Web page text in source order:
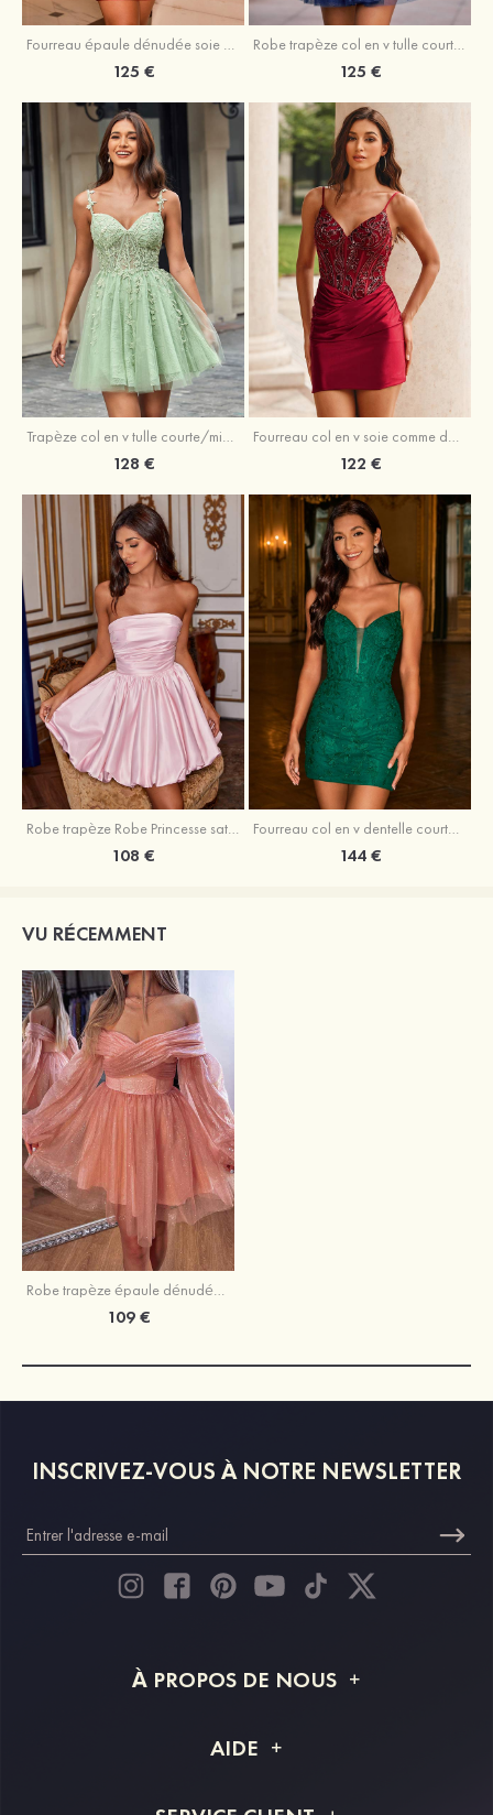
Fourreau épaule dénudée soie comme du satin courte/mini robe de fête de la rentrée
125 €
Robe trapèze col en v tulle courte/mini robe de fête de la rentrée avec poches paillettes
125 €
Trapèze col en v tulle courte/mini robe de fête de la rentrée avec perles
128 €
Fourreau col en v soie comme du satin courte/mini robe de fête de la rentrée avec paillettes
122 €
Robe trapèze Robe Princesse satin sans manches courte/mini robe de fête de la rentrée
108 €
Fourreau col en v dentelle courte/mini robe de fête de la rentré avec perles
144 €
VU RÉCEMMENT
Robe trapèze épaule dénudée tulle courte/mini robe de fête de la rentrée
109 €
INSCRIVEZ-VOUS À NOTRE NEWSLETTER
À PROPOS DE NOUS
Livraison
AIDE